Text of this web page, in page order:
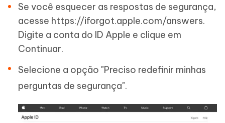
Se você esquecer as respostas de segurança,
acesse https://iforgot.apple.com/answers.
Digite a conta do ID Apple e clique em
Continuar.
Selecione a opção "Preciso redefinir minhas
perguntas de segurança".